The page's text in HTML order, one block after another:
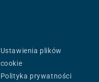
Ustawienia plików
cookie
Polityka prywatności